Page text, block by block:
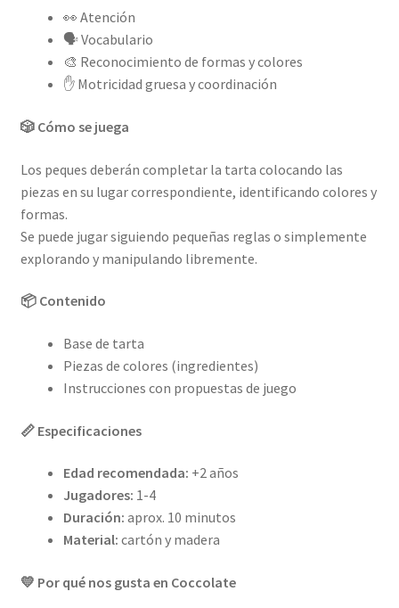
👀 Atención
🗣️ Vocabulario
🎨 Reconocimiento de formas y colores
✋ Motricidad gruesa y coordinación
🎲 Cómo se juega
Los peques deberán completar la tarta colocando las
piezas en su lugar correspondiente, identificando colores y
formas.
Se puede jugar siguiendo pequeñas reglas o simplemente
explorando y manipulando libremente.
📦 Contenido
Base de tarta
Piezas de colores (ingredientes)
Instrucciones con propuestas de juego
📏 Especificaciones
Edad recomendada: +2 años
Jugadores: 1-4
Duración: aprox. 10 minutos
Material: cartón y madera
💛 Por qué nos gusta en Coccolate